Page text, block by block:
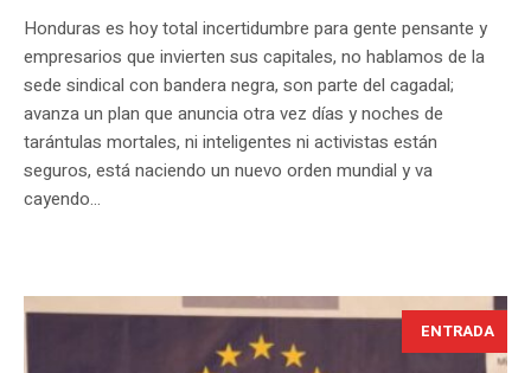
Honduras es hoy total incertidumbre para gente pensante y
empresarios que invierten sus capitales, no hablamos de la
sede sindical con bandera negra, son parte del cagadal;
avanza un plan que anuncia otra vez días y noches de
tarántulas mortales, ni inteligentes ni activistas están
seguros, está naciendo un nuevo orden mundial y va
cayendo...
ENTRADA